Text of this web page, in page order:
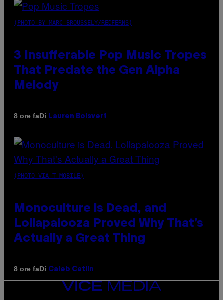
(PHOTO BY MARC BROUSSELY/REDFERNS)
3 Insufferable Pop Music Tropes
That Predate the Gen Alpha
Melody
8 ore faDi Lauren Boisvert
(PHOTO VIA T-MOBILE)
Monoculture is Dead, and
Lollapalooza Proved Why That’s
Actually a Great Thing
8 ore faDi Caleb Catlin
VICE
MEDIA